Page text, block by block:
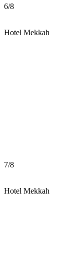
6/8
Hotel Mekkah
7/8
Hotel Mekkah